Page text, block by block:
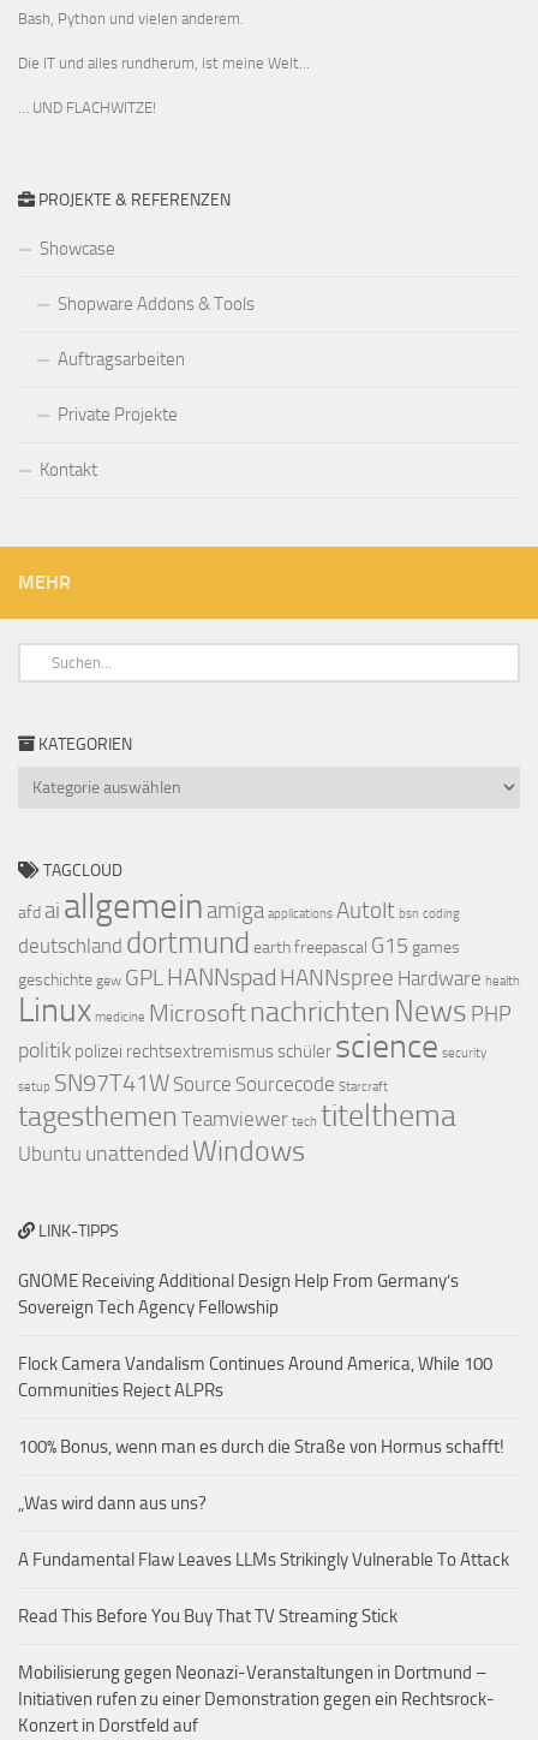
Bash, Python und vielen anderem.
Die IT und alles rundherum, ist meine Welt...
… UND FLACHWITZE!
PROJEKTE & REFERENZEN
Showcase
Shopware Addons & Tools
Auftragsarbeiten
Private Projekte
Kontakt
MEHR
KATEGORIEN
TAGCLOUD
afd ai allgemein amiga applications AutoIt bsn coding
deutschland dortmund earthfreepascal G15 games
geschichte gew GPLHANNspad HANNspree Hardware health
Linux medicine Microsoft nachrichten News PHP
politik polizei rechtsextremismusschüler science security
setup SN97T41W Source Sourcecode Starcraft
tagesthemen Teamviewer tech titelthema
Ubuntu unattended Windows
LINK-TIPPS
GNOME Receiving Additional Design Help From Germany’s
Sovereign Tech Agency Fellowship
Flock Camera Vandalism Continues Around America, While 100
Communities Reject ALPRs
100% Bonus, wenn man es durch die Straße von Hormus schafft!
„Was wird dann aus uns?
A Fundamental Flaw Leaves LLMs Strikingly Vulnerable To Attack
Read This Before You Buy That TV Streaming Stick
Mobilisierung gegen Neonazi-Veranstaltungen in Dortmund –
Initiativen rufen zu einer Demonstration gegen ein Rechtsrock-
Konzert in Dorstfeld auf